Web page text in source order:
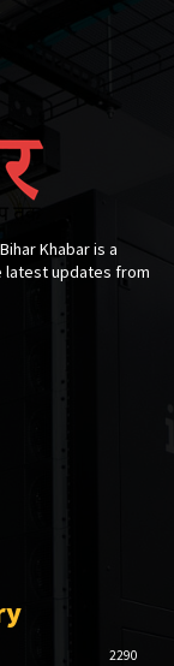
Khabar is a
latest updates from
2290